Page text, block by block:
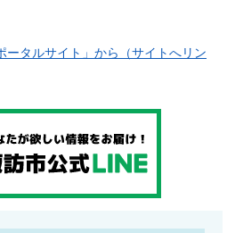
ータルサイト」から（サイトへリン